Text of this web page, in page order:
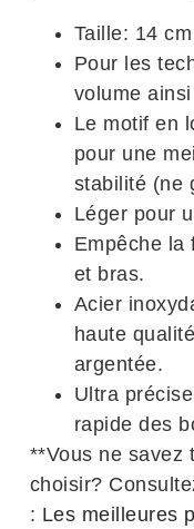
Taille: 14
Pour les
volume
Le motif en
pour une
stabilité (ne
Léger pour
Empêche la
et bras.
Acier
haute
argentée.
Ultra
rapide des
**Vous ne savez
choisir?
: Les meilleures